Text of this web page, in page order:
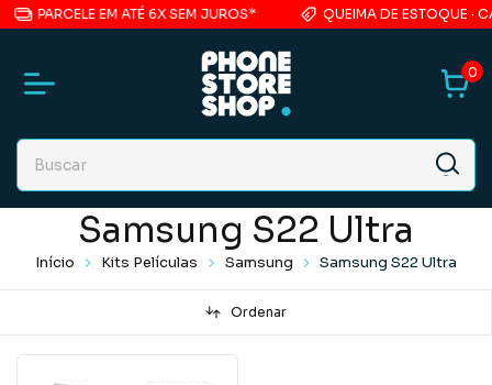
PARCELE EM ATÉ 6X SEM JUROS* QUEIMA DE ESTOQUE ·
0
Samsung S22 Ultra
Início Kits Películas Samsung Samsung S22 Ultra
Ordenar